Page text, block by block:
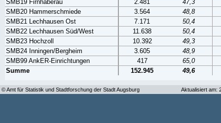
SMB19 Firnhaberau
2.481
47,3
SMB20 Hammerschmiede
3.564
48,8
SMB21 Lechhausen Ost
7.171
50,4
SMB22 Lechhausen Süd/West
11.638
50,4
SMB23 Hochzoll
10.392
49,3
SMB24 Inningen/Bergheim
3.605
48,9
SMB99 AnkER-Einrichtungen
417
65,0
Summe
152.945 49,6
© Amt für Statistik und Stadtforschung der Stadt Augsburg Aktualisiert am: